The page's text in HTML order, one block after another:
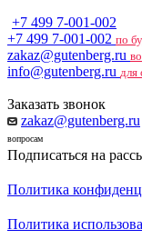
+7 499 7-001-002
+7 499 7-001-002 по
zakaz@gutenberg.ru
info@gutenberg.ru для
Заказать звонок
zakaz@gutenberg.ru
вопросам
Подписаться на
Политика
Политика